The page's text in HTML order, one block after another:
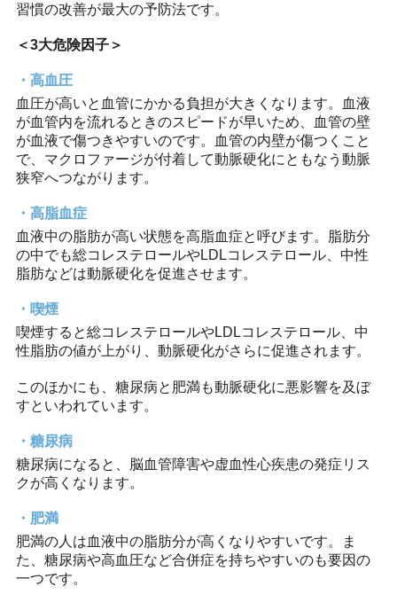
習慣の改善が最大の予防法です。
＜3大危険因子＞
高血圧
血圧が高いと血管にかかる負担が大きくなります。血液
が血管内を流れるときのスピードが早いため、血管の壁
が血液で傷つきやすいのです。血管の内壁が傷つくこと
で、マクロファージが付着して動脈硬化にともなう動脈
狭窄へつながります。
高脂血症
血液中の脂肪が高い状態を高脂血症と呼びます。脂肪分
の中でも総コレステロールやLDLコレステロール、中性
脂肪などは動脈硬化を促進させます。
喫煙
喫煙すると総コレステロールやLDLコレステロール、中
性脂肪の値が上がり、動脈硬化がさらに促進されます。
このほかにも、糖尿病と肥満も動脈硬化に悪影響を及ぼ
すといわれています。
糖尿病
糖尿病になると、脳血管障害や虚血性心疾患の発症リス
クが高くなります。
肥満
肥満の人は血液中の脂肪分が高くなりやすいです。ま
た、糖尿病や高血圧など合併症を持ちやすいのも要因の
一つです。